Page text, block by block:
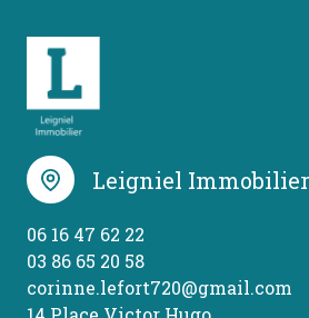
Leigniel Immobilier
06 16 47 62 22
03 86 65 20 58
corinne.lefort720@gmail.com